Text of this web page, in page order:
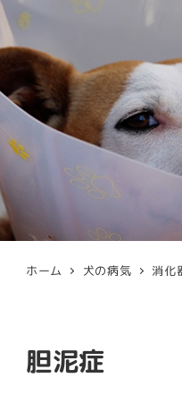
ホーム 犬の病気 消化
胆泥症